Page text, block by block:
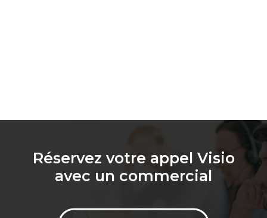
Réservez votre appel Visio
avec un commercial